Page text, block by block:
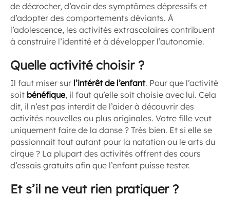
de décrocher, d’avoir des symptômes dépressifs et
d’adopter des comportements déviants. À
l’adolescence, les activités extrascolaires contribuent
à construire l’identité et à développer l’autonomie.
Quelle activité choisir ?
Il faut miser sur l’intérêt de l’enfant. Pour que l’activité
soit bénéfique, il faut qu’elle soit choisie avec lui. Cela
dit, il n’est pas interdit de l’aider à découvrir des
activités nouvelles ou plus originales. Votre fille veut
uniquement faire de la danse ? Très bien. Et si elle se
passionnait tout autant pour la natation ou le arts du
cirque ? La plupart des activités offrent des cours
d’essais gratuits afin que l’enfant puisse tester.
Et s’il ne veut rien pratiquer ?